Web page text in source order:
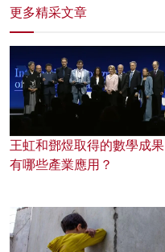
更多精采文章
王虹和鄧煜取得的數學成果
有哪些產業應用？